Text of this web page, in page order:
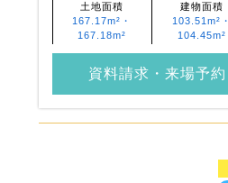
土地面積
167.17m²・
167.18m²
建物面積
103.51m²・
104.45m²
資料請求・来場予約